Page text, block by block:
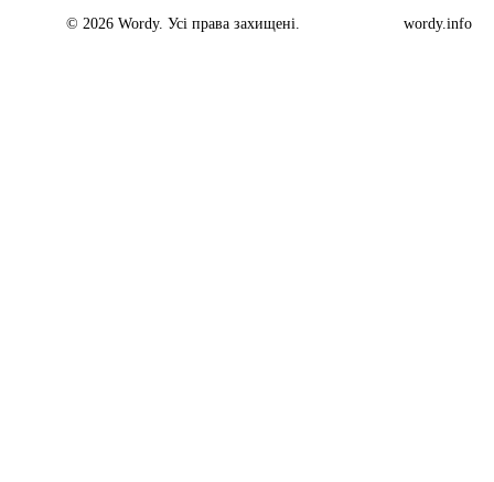
© 2026 Wordy. Усі права захищені. wordy.info